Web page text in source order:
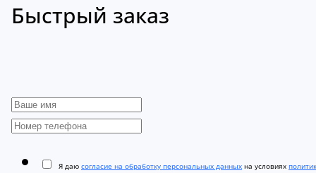
Быстрый заказ
Я даю согласие на обработку персональных данных на условиях